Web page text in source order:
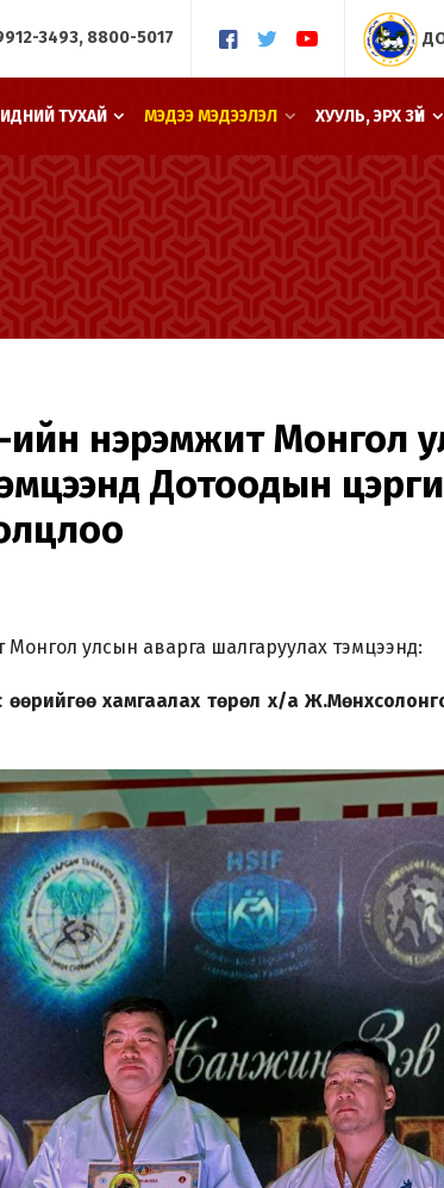
3493, 8800-5017
ТУХАЙ МЭДЭЭ МЭДЭЭЛЭЛ ХУУЛЬ, ЭРХ ЗҮЙ
нэрэмжит Монгол
Дотоодын
улсын аварга шалгаруулах тэмцээнд:
хамгаалах төрөл х/а